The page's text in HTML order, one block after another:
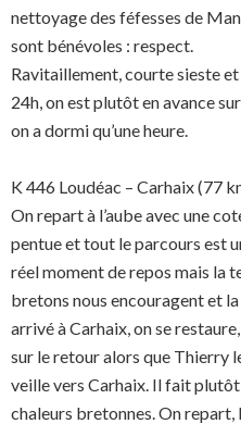
nettoyage des féfesses de
sont bénévoles : respect.
Ravitaillement, courte sieste
24h, on est plutôt en avance
on a dormi qu’une heure.
K 446 Loudéac – Carhaix (77
On repart à l’aube avec une
pentue et tout le parcours est
réel moment de repos mais la
bretons nous encouragent et
arrivé à Carhaix, on se
sur le retour alors que Thierry
veille vers Carhaix. Il fait plutôt
chaleurs bretonnes. On repart,